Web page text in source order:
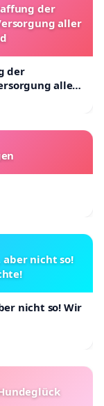
der
aller
der
aller
aber nicht so!
nicht so! Wir